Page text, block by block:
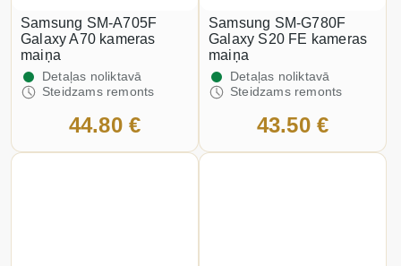
Samsung SM-A705F
Galaxy A70 kameras
maiņa
Detaļas noliktavā
Steidzams remonts
44.80 €
Samsung SM-G780F
Galaxy S20 FE kameras
maiņa
Detaļas noliktavā
Steidzams remonts
43.50 €